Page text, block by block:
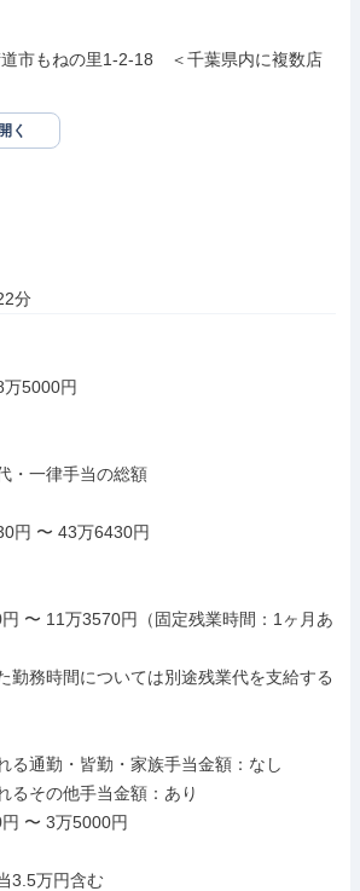
市もねの里1-2-18　＜千葉県内に複数店
く
分
5000円
・一律手当の総額
円 〜 43万6430円
〜 11万3570円（固定残業時間：1ヶ月あ
勤務時間については別途残業代を支給する
る通勤・皆勤・家族手当金額：なし
るその他手当金額：あり
〜 3万5000円
3.5万円含む